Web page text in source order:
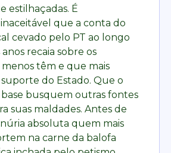
estilhaçadas. É
que a conta do
cevado pelo PT ao longo
recaia sobre os
têm e que mais
do Estado. Que o
busquem outras fontes
suas maldades. Antes de
absoluta quem mais
na carne da balofa